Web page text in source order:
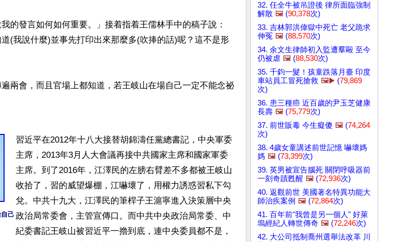
的發言如何如何重要。」接着指着王儒林手中的稿子說：
道(我說什麼)並事先打印出來那麼多(吹捧的話)呢？這不是形
兩會，而且官場上都知道，若王岐山在場自己一定不能念祕
己
習近平在2012年十八大接替胡錦濤任黨總書記，中央軍委
主席，2013年3月人大會議再接中共國家主席和國家軍委
主席。到了2016年，江澤民的左膀右臂差不多都被王岐山
收拾了，習的威望爆棚，江嚇壞了，用權力誘惑習私下勾
兌。中共十九大，江澤民的筆桿子王滬寧進入決策層中央
政治局常委會，主管宣傳口。而中共中央政治局常委、中
紀委書記王岐山被習近平一擼到底，連中央委員都不是，
32. 任全牛被吊證後 律所面臨強制
解散 🖼️ (90,378次)
33. 吉林郭洪偉獄中死亡 老父跪求
伸冤 🖼️ (88,570次)
34. 余文生律師初入監遭羣毆 至今
仍被虐 🖼️ (88,530次)
35. 千鈞一髮！孩童跌落月臺 印度
車站員工冒死搶救 🖼️▶️ (79,869
次)
36. 患三種癌 近百歲的尹玉芝健康
長壽 🖼️ (75,779次)
37. 前世販毒 今生癡傻 🖼️ (74,264
次)
38. 4歲女童講述前世記憶 嚇壞媽
媽 🖼️ (73,399次)
39. 英男被宣告腦死 關閉呼吸器前
一刻奇蹟甦醒 🖼️ (72,936次)
40. 返觀前世 美國著名特異功能大
師治疾案例 🖼️ (72,864次)
41. 百年前"我曾是另一個人" 好萊
塢經紀人轉世傳奇 🖼️ (72,246次)
42. 大公司抵制喬州選舉法改革 川